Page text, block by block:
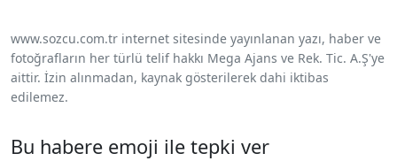
www.sozcu.com.tr internet sitesinde yayınlanan yazı, haber ve
fotoğrafların her türlü telif hakkı Mega Ajans ve Rek. Tic. A.Ş'ye
aittir. İzin alınmadan, kaynak gösterilerek dahi iktibas
edilemez.
Bu habere emoji ile tepki ver